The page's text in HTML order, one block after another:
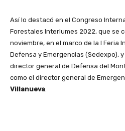
Así lo destacó en el Congreso
Forestales Interlumes 2022, que se
noviembre, en el marco de la I Feria
Defensa y Emergencias (Sedexpo),
director general de Defensa del
como el director general de
Villanueva.